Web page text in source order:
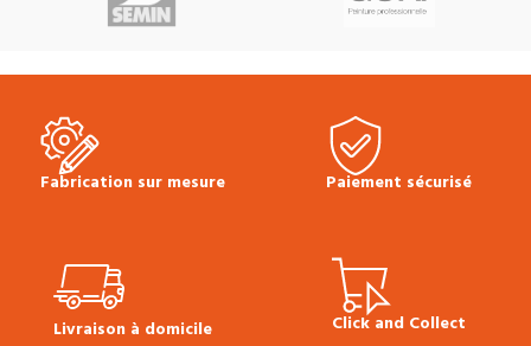
Fabrication sur mesure Paiement sécurisé
Livraison à domicile Click and Collect